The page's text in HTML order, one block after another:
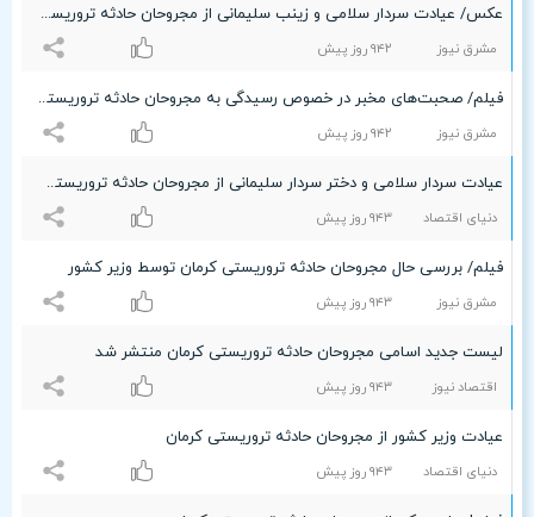
عکس/ عیادت سردار سلامی و زینب سلیمانی از مجروحان حادثه تروریستی کرمان
مشرق نیوز ٩۴۲ روز پیش
فیلم/ صحبت‌های مخبر در خصوص رسیدگی به مجروحان حادثه تروریستی کرمان
مشرق نیوز ٩۴۲ روز پیش
عیادت سردار سلامی و دختر سردار سلیمانی از مجروحان حادثه تروریستی کرمان + عکس
دنیای اقتصاد ٩۴٣ روز پیش
فیلم/ بررسی حال مجروحان حادثه تروریستی کرمان توسط وزیر کشور
مشرق نیوز ٩۴٣ روز پیش
لیست جدید اسامی مجروحان حادثه تروریستی کرمان منتشر شد
اقتصاد نیوز ٩۴٣ روز پیش
عیادت وزیر کشور از مجروحان حادثه تروریستی کرمان
دنیای اقتصاد ٩۴٣ روز پیش